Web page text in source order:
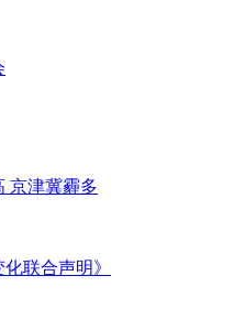
京津冀霾多
联合声明》